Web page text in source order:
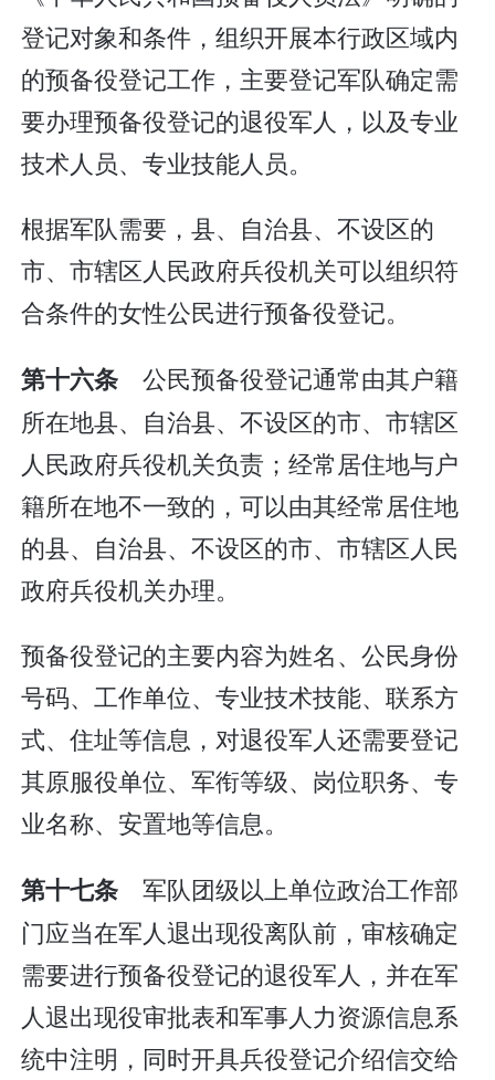
登记对象和条件，组织开展本行政区域内
的预备役登记工作，主要登记军队确定需
要办理预备役登记的退役军人，以及专业
技术人员、专业技能人员。
根据军队需要，县、自治县、不设区的
市、市辖区人民政府兵役机关可以组织符
合条件的女性公民进行预备役登记。
第十六条公民预备役登记通常由其户籍
所在地县、自治县、不设区的市、市辖区
人民政府兵役机关负责；经常居住地与户
籍所在地不一致的，可以由其经常居住地
的县、自治县、不设区的市、市辖区人民
政府兵役机关办理。
预备役登记的主要内容为姓名、公民身份
号码、工作单位、专业技术技能、联系方
式、住址等信息，对退役军人还需要登记
其原服役单位、军衔等级、岗位职务、专
业名称、安置地等信息。
第十七条军队团级以上单位政治工作部
门应当在军人退出现役离队前，审核确定
需要进行预备役登记的退役军人，并在军
人退出现役审批表和军事人力资源信息系
统中注明，同时开具兵役登记介绍信交给